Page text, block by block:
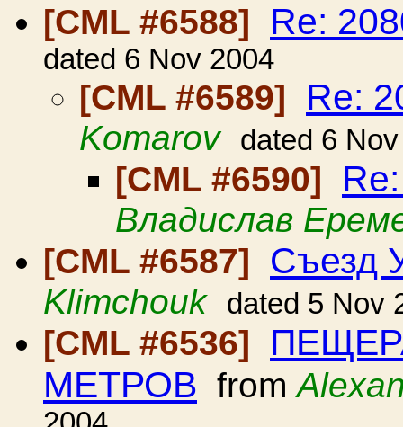
[CML #6588] Re:
dated 6 Nov 2004
[CML #6589] Re:
Komarov dated 6
[CML #6590]
Владислав
[CML #6587]
Съезд
Klimchouk dated 5 Nov
[CML #6536]
МЕТРОВ from